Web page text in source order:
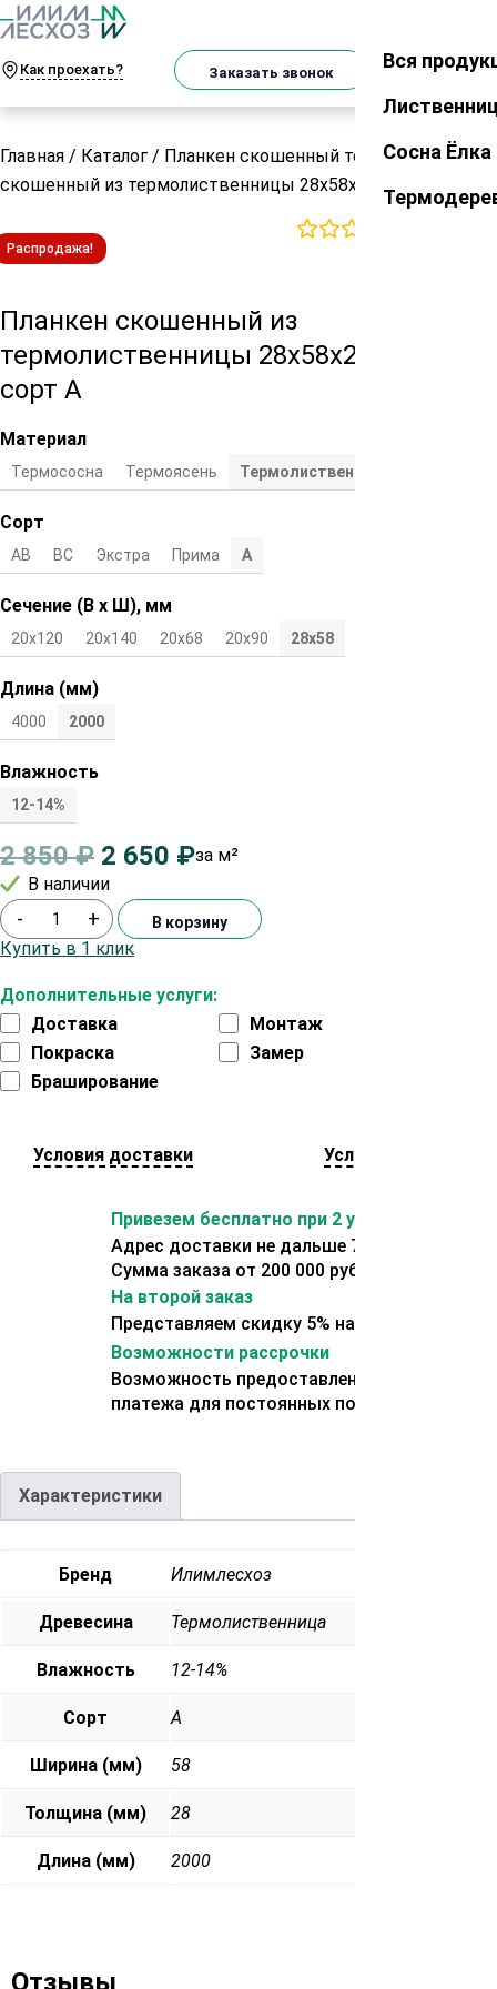
Как проехать? Заказать звонок Закрыть
Вся
Сосна Ёлка
Главная / Каталог / Планкен скошенный термо/Планкен
скошенный из термолиственницы 28х58х2000 мм сорт А
Распродажа!
Планкен скошенный из
термолиственницы 28х58х2000 мм
сорт А
Материал
Термососна Термоясень Термолиственница
Сорт
АВ ВС Экстра Прима А
Сечение (В х Ш), мм
20х120 20х140 20х68 20х90 28х58
Длина (мм)
4000 2000
Влажность
12-14%
2 850₽ 2 650 ₽за м²
В наличии
Дополнительные услуги:
Доставка
Монтаж
Покраска
Замер
Браширование
- + В корзину
Купить в 1 клик
Условия доставки Условия оплаты
Привезем бесплатно при 2 условиях:
Адрес доставки не дальше 70 км от склада.
Сумма заказа от 200 000 рублей.
На второй заказ
Представляем скидку 5% на второй заказ
Возможности рассрочки
Возможность предоставления отсрочки
платежа для постоянных покупателей.
Характеристики
Бренд Илимлесхоз
Древесина Термолиственница
Влажность 12-14%
Сорт А
Ширина (мм) 58
Толщина (мм) 28
Длина (мм) 2000
Отзывы